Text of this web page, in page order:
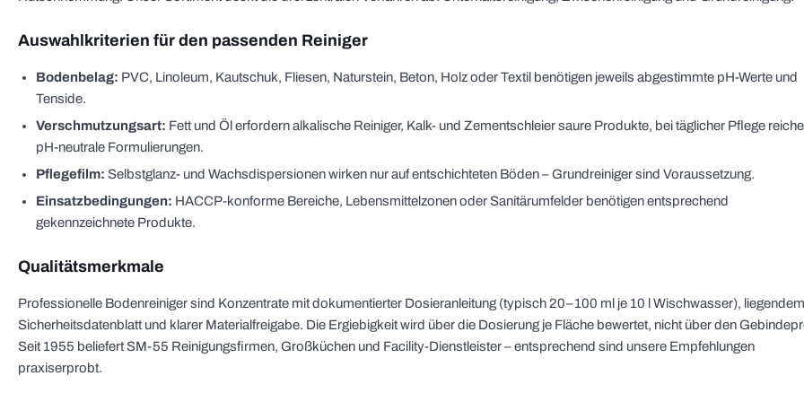
Auswahlkriterien für den passenden Reiniger
Bodenbelag: PVC, Linoleum, Kautschuk, Fliesen, Naturstein, Beton, Holz oder Textil benötigen jeweils abgestimmte pH-Werte und
Tenside.
Verschmutzungsart: Fett und Öl erfordern alkalische Reiniger, Kalk- und Zementschleier saure Produkte, bei täglicher Pflege
pH-neutrale Formulierungen.
Pflegefilm: Selbstglanz- und Wachsdispersionen wirken nur auf entschichteten Böden – Grundreiniger sind Voraussetzung.
Einsatzbedingungen: HACCP-konforme Bereiche, Lebensmittelzonen oder Sanitärumfelder benötigen entsprechend
gekennzeichnete Produkte.
Qualitätsmerkmale
Professionelle Bodenreiniger sind Konzentrate mit dokumentierter Dosieranleitung (typisch 20–100 ml je 10 l Wischwasser), liegendem
Sicherheitsdatenblatt und klarer Materialfreigabe. Die Ergiebigkeit wird über die Dosierung je Fläche bewertet, nicht über den
Seit 1955 beliefert SM-55 Reinigungsfirmen, Großküchen und Facility-Dienstleister – entsprechend sind unsere Empfehlungen
praxiserprobt.